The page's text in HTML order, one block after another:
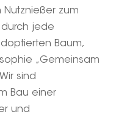
Nutznießer zum
durch jede
Baum,
„Gemeinsam
sind
Bau einer
und